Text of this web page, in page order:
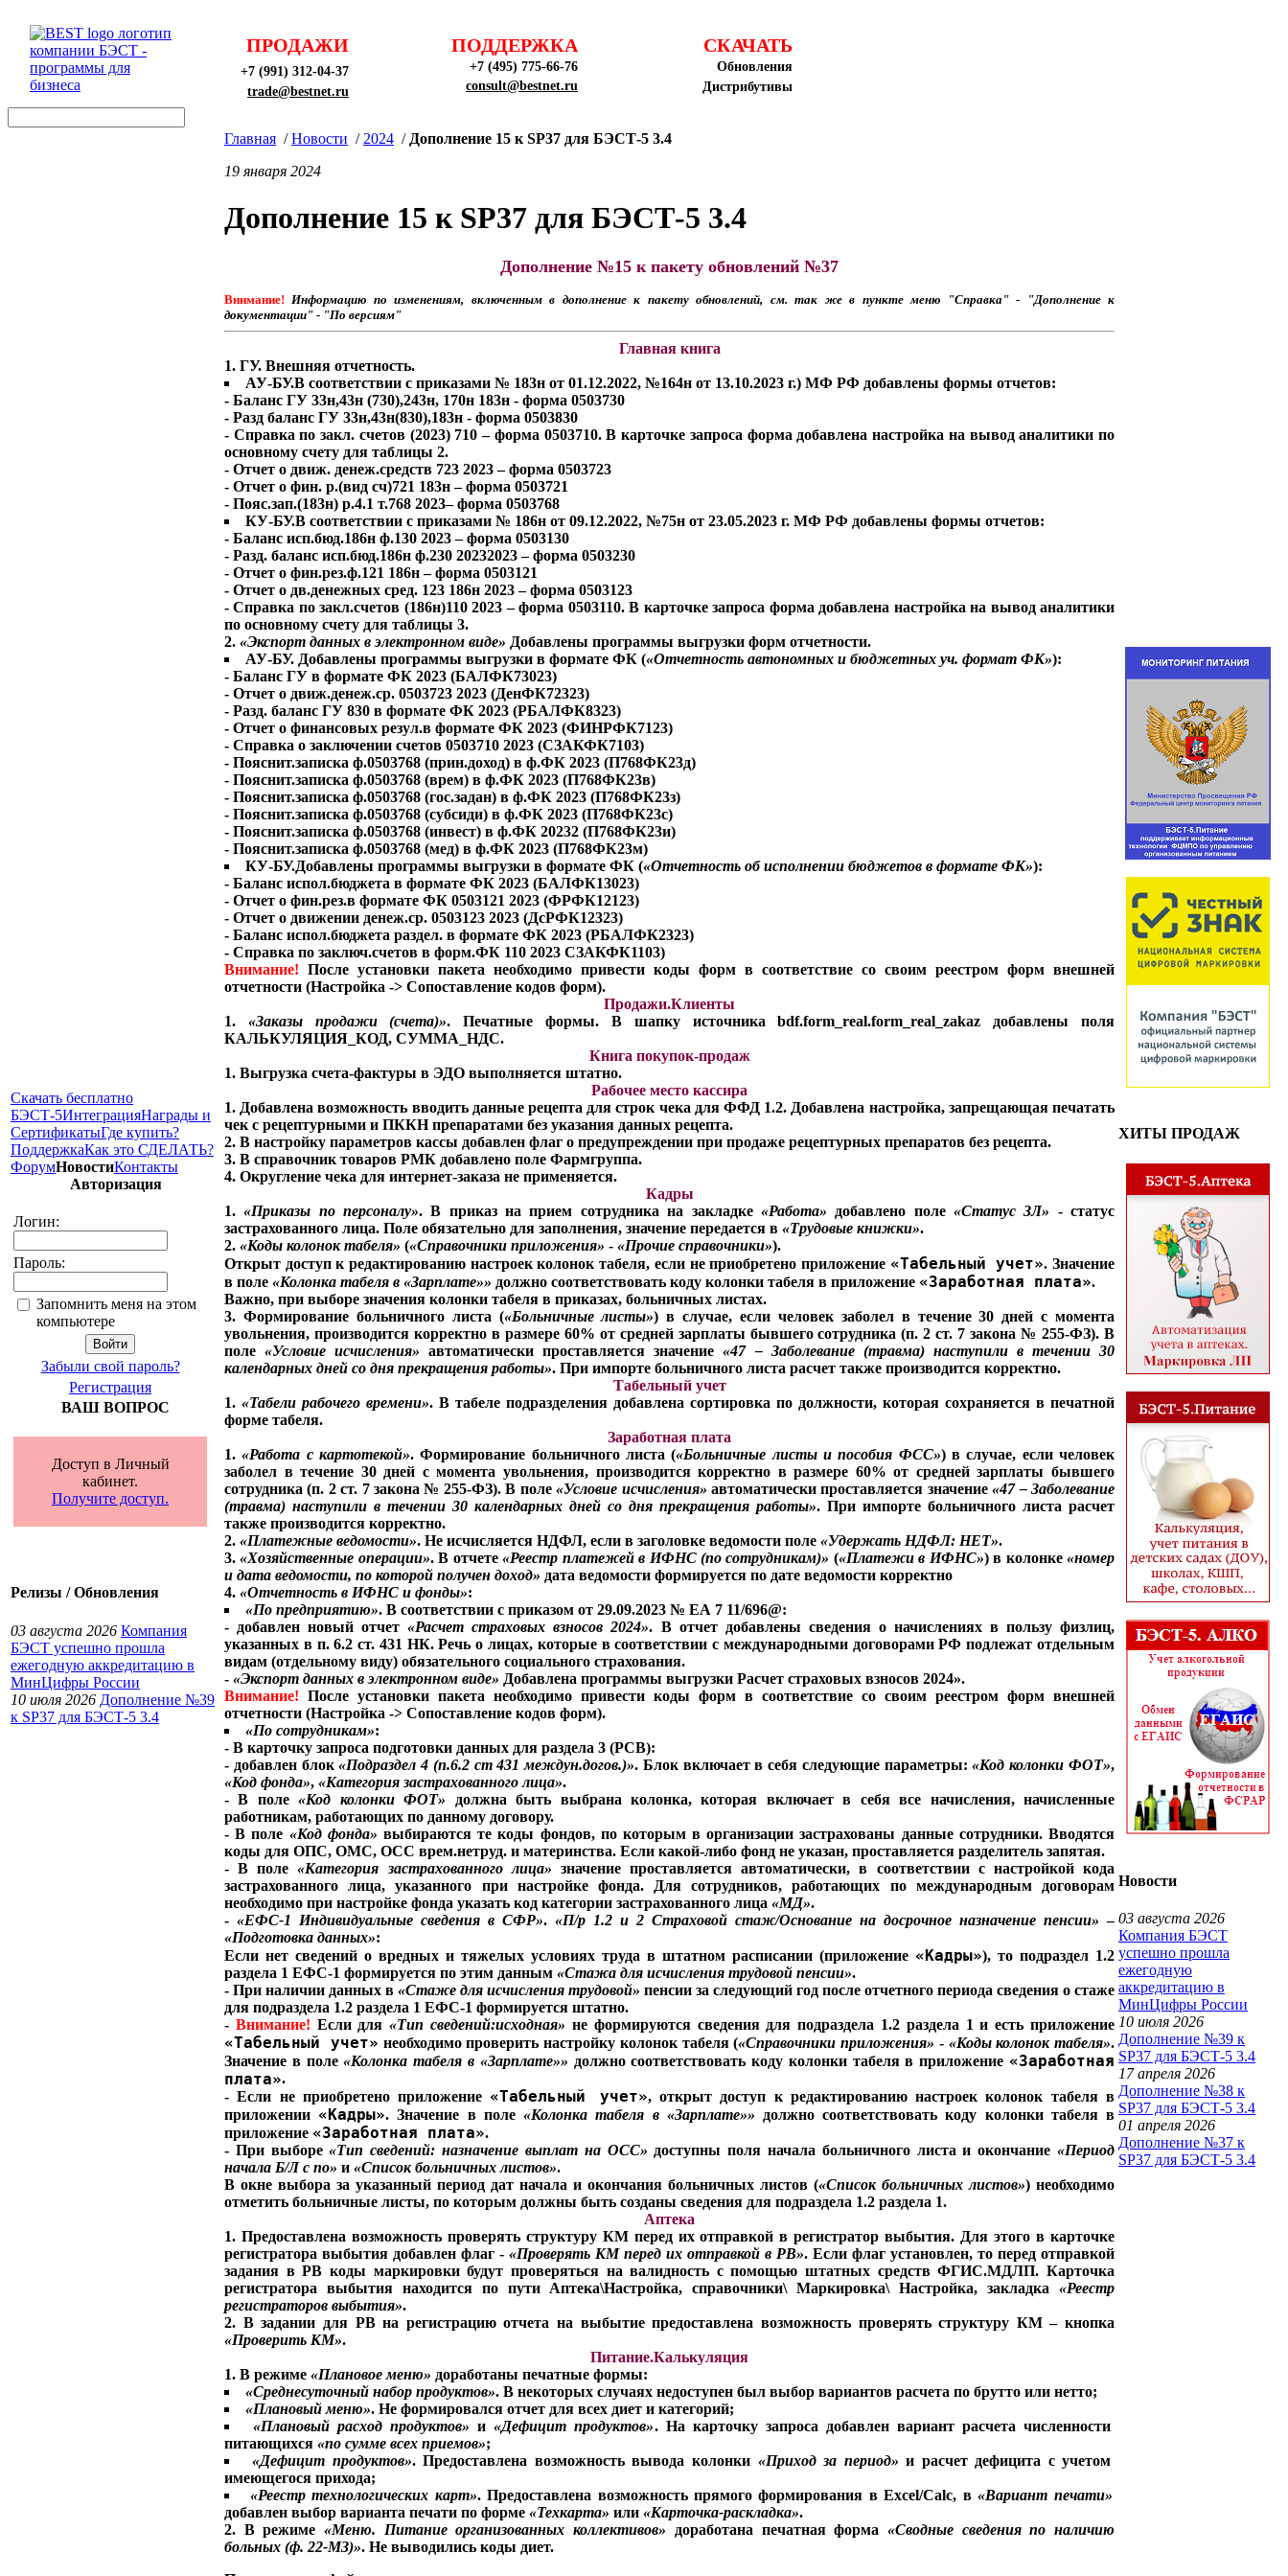
ПРОДАЖИ
+7 (991) 312-04-37
trade@bestnet.ru
ПОДДЕРЖКА
+7 (495) 775-66-76
consult@bestnet.ru
СКАЧАТЬ
Обновления
Дистрибутивы
Скачать бесплатно
БЭСТ-5ИнтеграцияНаграды и
СертификатыГде купить?
ПоддержкаКак это СДЕЛАТЬ?
ФорумНовостиКонтакты
Авторизация
Логин:
Пароль:
Запомнить меня на этом
компьютере
Забыли свой пароль?
Регистрация
ВАШ ВОПРОС
Доступ в Личный
кабинет.
Получите доступ.
Релизы / Обновления
03 августа 2026 Компания
БЭСТ успешно прошла
ежегодную аккредитацию в
МинЦифры России
10 июля 2026 Дополнение №39
к SP37 для БЭСТ-5 3.4
Главная /Новости / 2024 / Дополнение 15 к SP37 для БЭСТ-5 3.4
19 января 2024
Дополнение 15 к SP37 для БЭСТ-5 3.4
Дополнение №15 к пакету обновлений №37
Внимание! Информацию по изменениям, включенным в дополнение к пакету обновлений, см. так же в пункте меню "Справка" - "Дополнение к
документации" - "По версиям"
Главная книга
1. ГУ. Внешняя отчетность.
АУ-БУ.В соответствии с приказами № 183н от 01.12.2022, №164н от 13.10.2023 г.) МФ РФ добавлены формы отчетов:
- Баланс ГУ 33н,43н (730),243н, 170н 183н - форма 0503730
- Разд баланс ГУ 33н,43н(830),183н - форма 0503830
- Справка по закл. счетов (2023) 710 – форма 0503710. В карточке запроса форма добавлена настройка на вывод аналитики по
основному счету для таблицы 2.
- Отчет о движ. денеж.средств 723 2023 – форма 0503723
- Отчет о фин. р.(вид сч)721 183н – форма 0503721
- Пояс.зап.(183н) р.4.1 т.768 2023– форма 0503768
КУ-БУ.В соответствии с приказами № 186н от 09.12.2022, №75н от 23.05.2023 г. МФ РФ добавлены формы отчетов:
- Баланс исп.бюд.186н ф.130 2023 – форма 0503130
- Разд. баланс исп.бюд.186н ф.230 20232023 – форма 0503230
- Отчет о фин.рез.ф.121 186н – форма 0503121
- Отчет о дв.денежных сред. 123 186н 2023 – форма 0503123
- Справка по закл.счетов (186н)110 2023 – форма 0503110. В карточке запроса форма добавлена настройка на вывод аналитики
по основному счету для таблицы 3.
2. «Экспорт данных в электронном виде» Добавлены программы выгрузки форм отчетности.
АУ-БУ. Добавлены программы выгрузки в формате ФК («Отчетность автономных и бюджетных уч. формат ФК»):
- Баланс ГУ в формате ФК 2023 (БАЛФК73023)
- Отчет о движ.денеж.ср. 0503723 2023 (ДенФК72323)
- Разд. баланс ГУ 830 в формате ФК 2023 (РБАЛФК8323)
- Отчет о финансовых резул.в формате ФК 2023 (ФИНРФК7123)
- Справка о заключении счетов 0503710 2023 (СЗАКФК7103)
- Пояснит.записка ф.0503768 (прин.доход) в ф.ФК 2023 (П768ФК23д)
- Пояснит.записка ф.0503768 (врем) в ф.ФК 2023 (П768ФК23в)
- Пояснит.записка ф.0503768 (гос.задан) в ф.ФК 2023 (П768ФК23з)
- Пояснит.записка ф.0503768 (субсиди) в ф.ФК 2023 (П768ФК23с)
- Пояснит.записка ф.0503768 (инвест) в ф.ФК 20232 (П768ФК23и)
- Пояснит.записка ф.0503768 (мед) в ф.ФК 2023 (П768ФК23м)
КУ-БУ.Добавлены программы выгрузки в формате ФК («Отчетность об исполнении бюджетов в формате ФК»):
- Баланс испол.бюджета в формате ФК 2023 (БАЛФК13023)
- Отчет о фин.рез.в формате ФК 0503121 2023 (ФРФК12123)
- Отчет о движении денеж.ср. 0503123 2023 (ДсРФК12323)
- Баланс испол.бюджета раздел. в формате ФК 2023 (РБАЛФК2323)
- Справка по заключ.счетов в форм.ФК 110 2023 СЗАКФК1103)
Внимание! После установки пакета необходимо привести коды форм в соответствие со своим реестром форм внешней
отчетности (Настройка -> Сопоставление кодов форм).
Продажи.Клиенты
1. «Заказы продажи (счета)». Печатные формы. В шапку источника bdf.form_real.form_real_zakaz добавлены поля
КАЛЬКУЛЯЦИЯ_КОД, СУММА_НДС.
Книга покупок-продаж
1. Выгрузка счета-фактуры в ЭДО выполняется штатно.
Рабочее место кассира
1. Добавлена возможность вводить данные рецепта для строк чека для ФФД 1.2. Добавлена настройка, запрещающая печатать
чек с рецептурными и ПККН препаратами без указания данных рецепта.
2. В настройку параметров кассы добавлен флаг о предупреждении при продаже рецептурных препаратов без рецепта.
3. В справочник товаров РМК добавлено поле Фармгруппа.
4. Округление чека для интернет-заказа не применяется.
Кадры
1.«Приказы по персоналу». В приказ на прием сотрудника на закладке «Работа» добавлено поле «Статус ЗЛ» - статус
застрахованного лица. Поле обязательно для заполнения, значение передается в «Трудовые книжки».
2. «Коды колонок табеля» («Справочники приложения» - «Прочие справочники»).
Открыт доступ к редактированию настроек колонок табеля, если не приобретено приложение «Табельный учет». Значение
в поле «Колонка табеля в «Зарплате»» должно соответствовать коду колонки табеля в приложение «Заработная плата».
Важно, при выборе значения колонки табеля в приказах, больничных листах.
3. Формирование больничного листа («Больничные листы») в случае, если человек заболел в течение 30 дней с момента
увольнения, производится корректно в размере 60% от средней зарплаты бывшего сотрудника (п. 2 ст. 7 закона № 255-ФЗ). В
поле«Условие исчисления» автоматически проставляется значение«47 – Заболевание (травма) наступили в течении 30
календарных дней со дня прекращения работы». При импорте больничного листа расчет также производится корректно.
Табельный учет
1. «Табели рабочего времени». В табеле подразделения добавлена сортировка по должности, которая сохраняется в печатной
форме табеля.
Заработная плата
1.«Работа с картотекой». Формирование больничного листа («Больничные листы и пособия ФСС») в случае, если человек
заболел в течение 30 дней с момента увольнения, производится корректно в размере 60% от средней зарплаты бывшего
сотрудника (п. 2 ст. 7 закона № 255-ФЗ). В поле«Условие исчисления» автоматически проставляется значение«47 – Заболевание
(травма) наступили в течении 30 календарных дней со дня прекращения работы». При импорте больничного листа расчет
также производится корректно.
2. «Платежные ведомости». Не исчисляется НДФЛ, если в заголовке ведомости поле «Удержать НДФЛ: НЕТ».
3.«Хозяйственные операции». В отчете«Реестр платежей в ИФНС (по сотрудникам)» («Платежи в ИФНС») в колонке «номер
и дата ведомости, по которой получен доход» дата ведомости формируется по дате ведомости корректно
4. «Отчетность в ИФНС и фонды»:
«По предприятию». В соответствии с приказом от 29.09.2023 № ЕА 7 11/696@:
- добавлен новый отчет«Расчет страховых взносов 2024». В отчет добавлены сведения о начислениях в пользу физлиц,
указанных в п. 6.2 ст. 431 НК. Речь о лицах, которые в соответствии с международными договорами РФ подлежат отдельным
видам (отдельному виду) обязательного социального страхования.
- «Экспорт данных в электронном виде» Добавлена программы выгрузки Расчет страховых взносов 2024».
Внимание! После установки пакета необходимо привести коды форм в соответствие со своим реестром форм внешней
отчетности (Настройка -> Сопоставление кодов форм).
«По сотрудникам»:
- В карточку запроса подготовки данных для раздела 3 (РСВ):
- добавлен блок«Подраздел 4 (п.6.2 ст 431 междун.догов.)». Блок включает в себя следующие параметры:«Код колонки ФОТ»,
«Код фонда», «Категория застрахованного лица».
- В поле«Код колонки ФОТ» должна быть выбрана колонка, которая включает в себя все начисления, начисленные
работникам, работающих по данному договору.
- В поле «Код фонда» выбираются те коды фондов, по которым в организации застрахованы данные сотрудники. Вводятся
коды для ОПС, ОМС, ОСС врем.нетруд. и материнства. Если какой-либо фонд не указан, проставляется разделитель запятая.
- В поле«Категория застрахованного лица» значение проставляется автоматически, в соответствии с настройкой кода
застрахованного лица, указанного при настройке фонда. Для сотрудников, работающих по международным договорам
необходимо при настройке фонда указать код категории застрахованного лица «МД».
- «ЕФС-1 Индивидуальные сведения в СФР». «П/р 1.2 и 2 Страховой стаж/Основание на досрочное назначение пенсии» –
«Подготовка данных»:
Если нет сведений о вредных и тяжелых условиях труда в штатном расписании (приложение «Кадры»), то подраздел 1.2
раздела 1 ЕФС-1 формируется по этим данным «Стажа для исчисления трудовой пенсии».
- При наличии данных в «Стаже для исчисления трудовой» пенсии за следующий год после отчетного периода сведения о стаже
для подраздела 1.2 раздела 1 ЕФС-1 формируется штатно.
- Внимание! Если для«Тип сведений:исходная» не формируются сведения для подраздела 1.2 раздела 1 и есть приложение
«Табельный учет» необходимо проверить настройку колонок табеля («Справочники приложения» - «Коды колонок табеля».
Значение в поле«Колонка табеля в «Зарплате»» должно соответствовать коду колонки табеля в приложение «Заработная
плата».
- Если не приобретено приложение «Табельный учет», открыт доступ к редактированию настроек колонок табеля в
приложении «Кадры». Значение в поле«Колонка табеля в «Зарплате»» должно соответствовать коду колонки табеля в
приложение «Заработная плата».
- При выборе«Тип сведений: назначение выплат на ОСС» доступны поля начала больничного листа и окончание «Период
начала Б/Л с по» и «Список больничных листов».
В окне выбора за указанный период дат начала и окончания больничных листов («Список больничных листов») необходимо
отметить больничные листы, по которым должны быть созданы сведения для подраздела 1.2 раздела 1.
Аптека
1. Предоставлена возможность проверять структуру КМ перед их отправкой в регистратор выбытия. Для этого в карточке
регистратора выбытия добавлен флаг - «Проверять КМ перед их отправкой в РВ». Если флаг установлен, то перед отправкой
задания в РВ коды маркировки будут проверяться на валидность с помощью штатных средств ФГИС.МДЛП. Карточка
регистратора выбытия находится по пути Аптека\Настройка, справочники\ Маркировка\ Настройка, закладка «Реестр
регистраторов выбытия».
2. В задании для РВ на регистрацию отчета на выбытие предоставлена возможность проверять структуру КМ – кнопка
«Проверить КМ».
Питание.Калькуляция
1. В режиме «Плановое меню» доработаны печатные формы:
«Среднесуточный набор продуктов». В некоторых случаях недоступен был выбор вариантов расчета по брутто или нетто;
«Плановый меню». Не формировался отчет для всех диет и категорий;
«Плановый расход продуктов» и«Дефицит продуктов». На карточку запроса добавлен вариант расчета численности
питающихся «по сумме всех приемов»;
«Дефицит продуктов». Предоставлена возможность вывода колонки «Приход за период» и расчет дефицита с учетом
имеющегося прихода;
«Реестр технологических карт». Предоставлена возможность прямого формирования в Excel/Calc, в«Вариант печати»
добавлен выбор варианта печати по форме «Техкарта» или «Карточка-раскладка».
2. В режиме«Меню. Питание организованных коллективов» доработана печатная форма «Сводные сведения по наличию
больных (ф. 22-МЗ)». Не выводились коды диет.
ХИТЫ ПРОДАЖ
Новости
03 августа 2026
Компания БЭСТ
успешно прошла
ежегодную
аккредитацию в
МинЦифры России
10 июля 2026
Дополнение №39 к
SP37 для БЭСТ-5 3.4
17 апреля 2026
Дополнение №38 к
SP37 для БЭСТ-5 3.4
01 апреля 2026
Дополнение №37 к
SP37 для БЭСТ-5 3.4